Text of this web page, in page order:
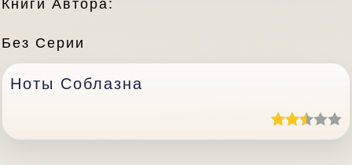
Книги Автора:
Без Серии
Ноты Соблазна